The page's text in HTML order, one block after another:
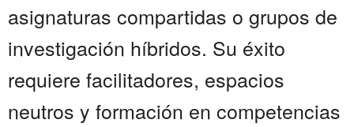
asignaturas compartidas o grupos de
investigación híbridos. Su éxito
requiere facilitadores, espacios
neutros y formación en competencias